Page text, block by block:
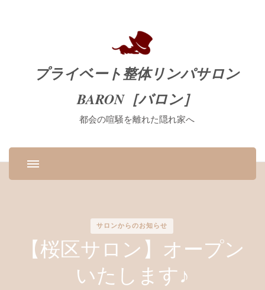
プライベート整体リンパサロン
BARON［バロン］
都会の喧騒を離れた隠れ家へ
サロンからのお知らせ
【桜区サロン】オープン
いたします♪